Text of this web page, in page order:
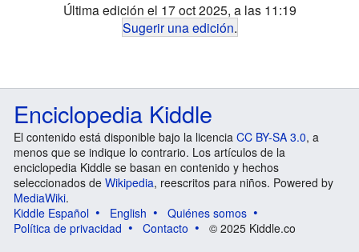
Última edición el 17 oct 2025, a las 11:19
Sugerir una edición.
Enciclopedia Kiddle
El contenido está disponible bajo la licencia CC BY-SA 3.0, a
menos que se indique lo contrario. Los artículos de la
enciclopedia Kiddle se basan en contenido y hechos
seleccionados de Wikipedia, reescritos para niños. Powered by
MediaWiki.
Kiddle Español
English
Quiénes somos
Política de privacidad
Contacto © 2025 Kiddle.co